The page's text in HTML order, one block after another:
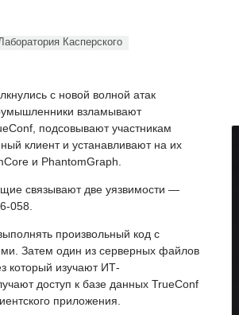
Касперского
с новой волной атак
взламывают
подсовывают участникам
клиент и устанавливают на их
и PhantomGraph.
связывают две уязвимости —
058.
произвольный код с
Затем один из серверных файлов
который изучают ИТ-
доступ к базе данных TrueConf
приложения.